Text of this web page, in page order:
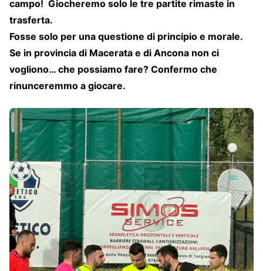
campo! Giocheremo solo le tre partite rimaste in
trasferta.
Fosse solo per una questione di principio e morale.
Se in provincia di Macerata e di Ancona non ci
vogliono… che possiamo fare? Confermo che
rinunceremmo a giocare.